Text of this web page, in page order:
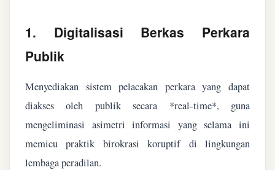
1. Digitalisasi Berkas Perkara
Publik
Menyediakan sistem pelacakan perkara yang dapat
diakses oleh publik secara *real-time*, guna
mengeliminasi asimetri informasi yang selama ini
memicu praktik birokrasi koruptif di lingkungan
lembaga peradilan.